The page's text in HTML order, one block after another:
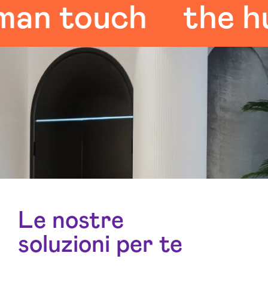
the
Le nostre
soluzioni per te